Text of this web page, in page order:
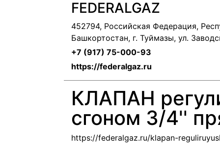
FEDERALGAZ
452794, Российская Федерация,
Башкортостан, г. Туймазы, ул.
+7 (917) 75-000-93
https://federalgaz.ru
КЛАПАН
сгоном 3/4''
https://federalgaz.ru/klapan-